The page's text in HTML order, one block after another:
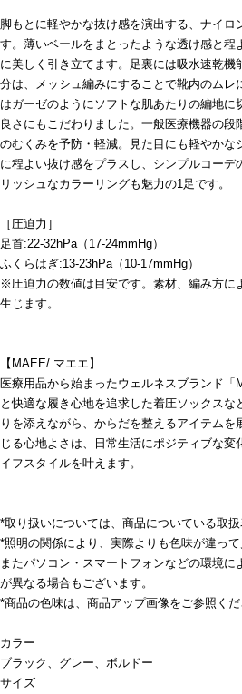
脚もとに軽やかな抜け感を演出する、ナイロ
す。薄いベールをまとったような透け感と程
に美しく引き立てます。足裏には吸水速乾機
分は、メッシュ編みにすることで靴内のムレ
はガーゼのようにソフトな肌あたりの編地に
良さにもこだわりました。一般医療機器の段
のむくみを予防・軽減。見た目にも軽やかな
に程よい抜け感をプラスし、シンプルコーデ
リッシュなカラーリングも魅力の1足です。
［圧迫力］
足首:22-32hPa（17-24mmHg）
ふくらはぎ:13-23hPa（10-17mmHg）
※圧迫力の数値は目安です。素材、編み方に
生じます。
【MAEE/ マエエ】
医療用品から始まったウェルネスブランド「
と快適な履き心地を追求した着圧ソックス
りを添えながら、からだを整えるアイテム
じる心地よさは、日常生活にポジティブな変
イフスタイルを叶えます。
*取り扱いについては、商品についている取扱
*照明の関係により、実際よりも色味が違って
またパソコン・スマートフォンなどの環境に
が異なる場合もございます。
*商品の色味は、商品アップ画像をご参照くだ
カラー
ブラック、グレー、ボルドー
サイズ